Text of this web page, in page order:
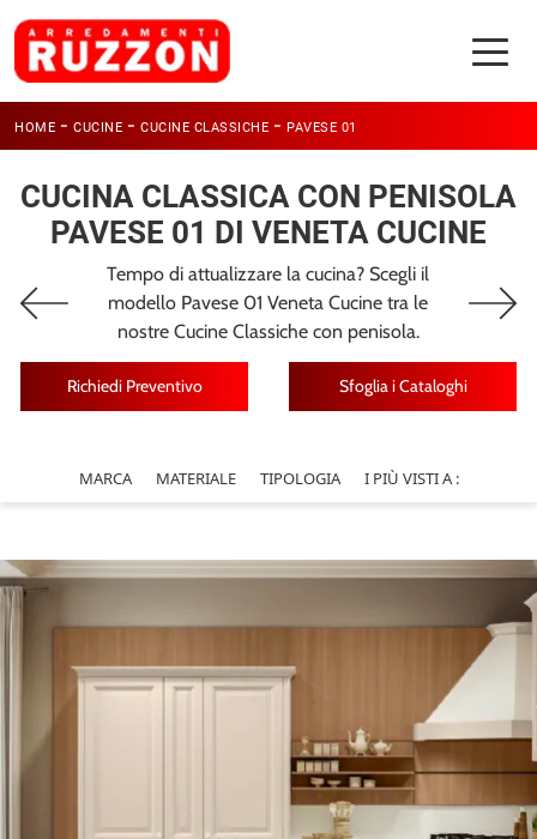
HOME - CUCINE - CUCINE CLASSICHE - PAVESE 01
CUCINA CLASSICA CON PENISOLA
PAVESE 01 DI VENETA CUCINE
Tempo di attualizzare la cucina? Scegli il
modello Pavese 01 Veneta Cucine tra le
nostre Cucine Classiche con penisola.
Richiedi Preventivo Sfoglia i Cataloghi
MARCA MATERIALE TIPOLOGIA I PIÙ VISTI A :